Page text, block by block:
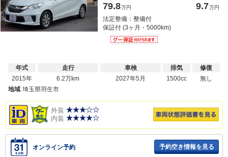
79.8万円 9.7万円
法定整備：整備付
保証付 (3ヶ月・5000km)
年式
2015年
走行
6.2万km
車検
2027年5月
排気
1500cc
修復
無し
地域 埼玉県羽生市
外装
内装
オンライン予約 予約空き情報を見る